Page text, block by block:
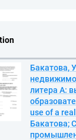
Бакатова,
литера А:
use of a
Бакатова;